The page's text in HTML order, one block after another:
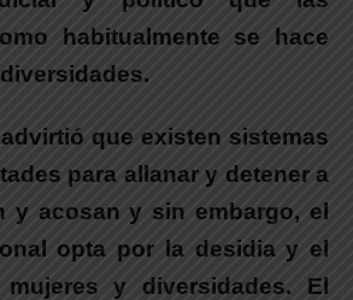
habitualmente se hace
que existen sistemas
para allanar y detener a
y acosan y sin embargo, el
opta por la desidia y el
y diversidades. El